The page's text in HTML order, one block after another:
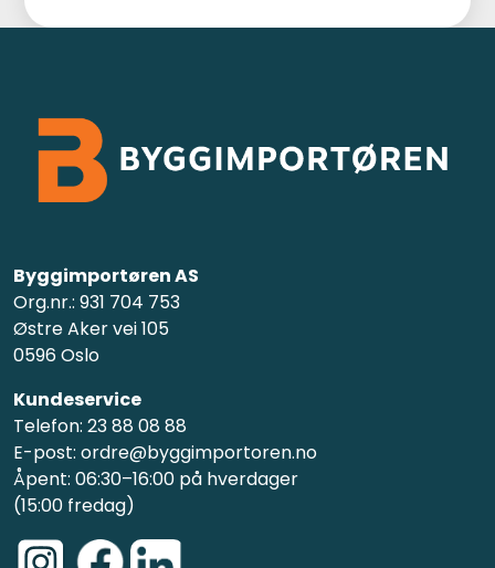
Byggimportøren AS
Org.nr.: 931 704 753
Østre Aker vei 105
0596 Oslo
Kundeservice
Telefon: 23 88 08 88
E-post: ordre@byggimportoren.no
Åpent: 06:30–16:00 på hverdager
(15:00 fredag)